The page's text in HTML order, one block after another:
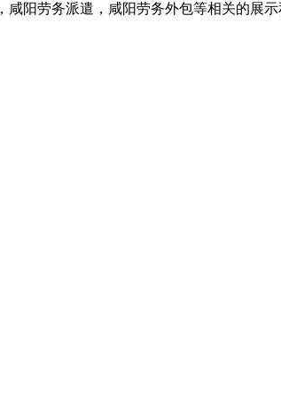
，咸阳劳务派遣，咸阳劳务外包等相关的展